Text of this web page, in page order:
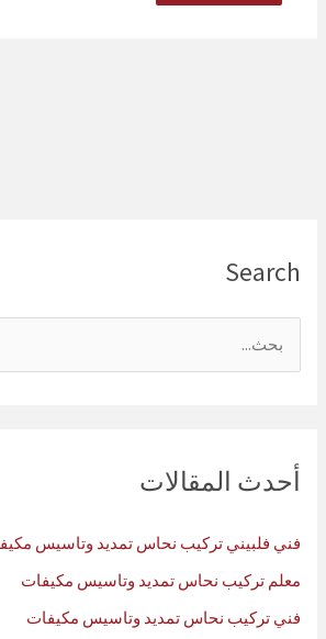
Search
ث
عأحدث المقالات
فني فلبيني تركيب نحاس تمديد وتاسيس
معلم تركيب نحاس تمديد وتاسيس مكيفات
فني تركيب نحاس تمديد وتاسيس مكيفات